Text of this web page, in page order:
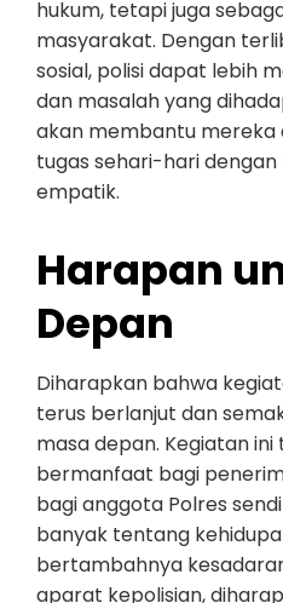
hukum, tetapi juga
masyarakat. Dengan
sosial, polisi dapat lebih
dan masalah yang
akan membantu mereka
tugas sehari-hari
empatik.
Harapan
Depan
Diharapkan bahwa
terus berlanjut dan
masa depan. Kegiatan ini
bermanfaat bagi
bagi anggota Polres
banyak tentang
bertambahnya
aparat kepolisian,